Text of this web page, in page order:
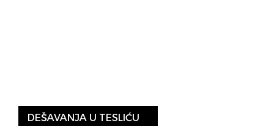
DEŠAVANJA U TESLIĆU